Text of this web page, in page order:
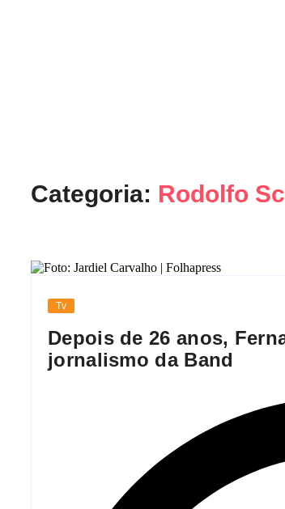
Categoria: Rodolfo
Tv
Depois de 26 anos,
jornalismo da Band